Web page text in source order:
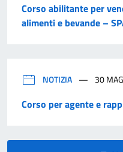
Corso abilitante per
alimenti e bevande –
NOTIZIA 30
Corso per agente e